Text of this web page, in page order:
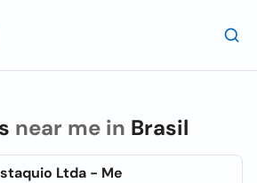
near me in Brasil
Ltda - Me